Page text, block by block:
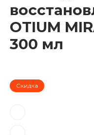
OTIUM
300 мл
Скидка